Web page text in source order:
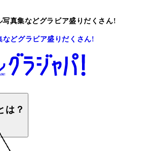
写真集などグラビア盛りだくさん!
などグラビア盛りだくさん!
は？